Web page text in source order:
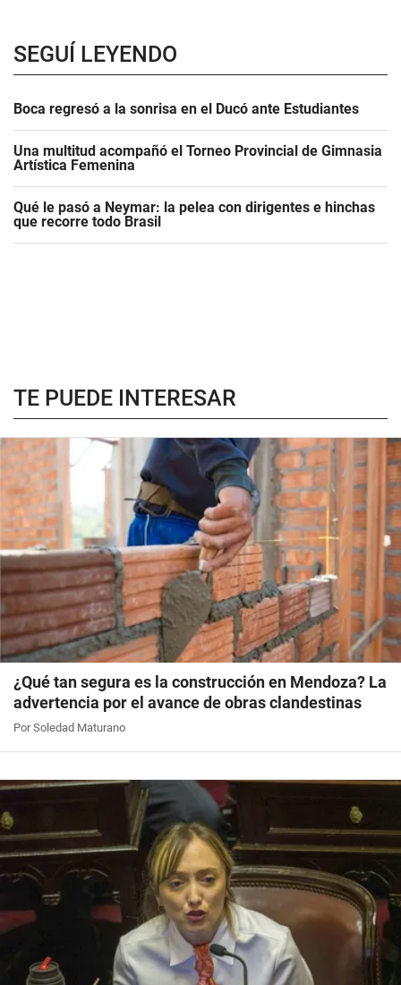
SEGUÍ LEYENDO
Boca regresó a la sonrisa en el Ducó ante Estudiantes
Una multitud acompañó el Torneo Provincial de Gimnasia
Artística Femenina
Qué le pasó a Neymar: la pelea con dirigentes e hinchas
que recorre todo Brasil
TE PUEDE INTERESAR
¿Qué tan segura es la construcción en Mendoza? La
advertencia por el avance de obras clandestinas
Por Soledad Maturano